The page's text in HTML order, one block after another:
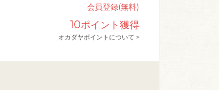
会員登録(無料)
10ポイント獲得
オカダヤポイントについて >